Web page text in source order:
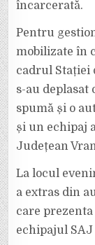
încarcerată.
Pentru
mobilizate în
cadrul Stației
s-au deplasat
spumă și o
și un echipaj
Județean
La locul
a extras din
care
echipajul SAJ